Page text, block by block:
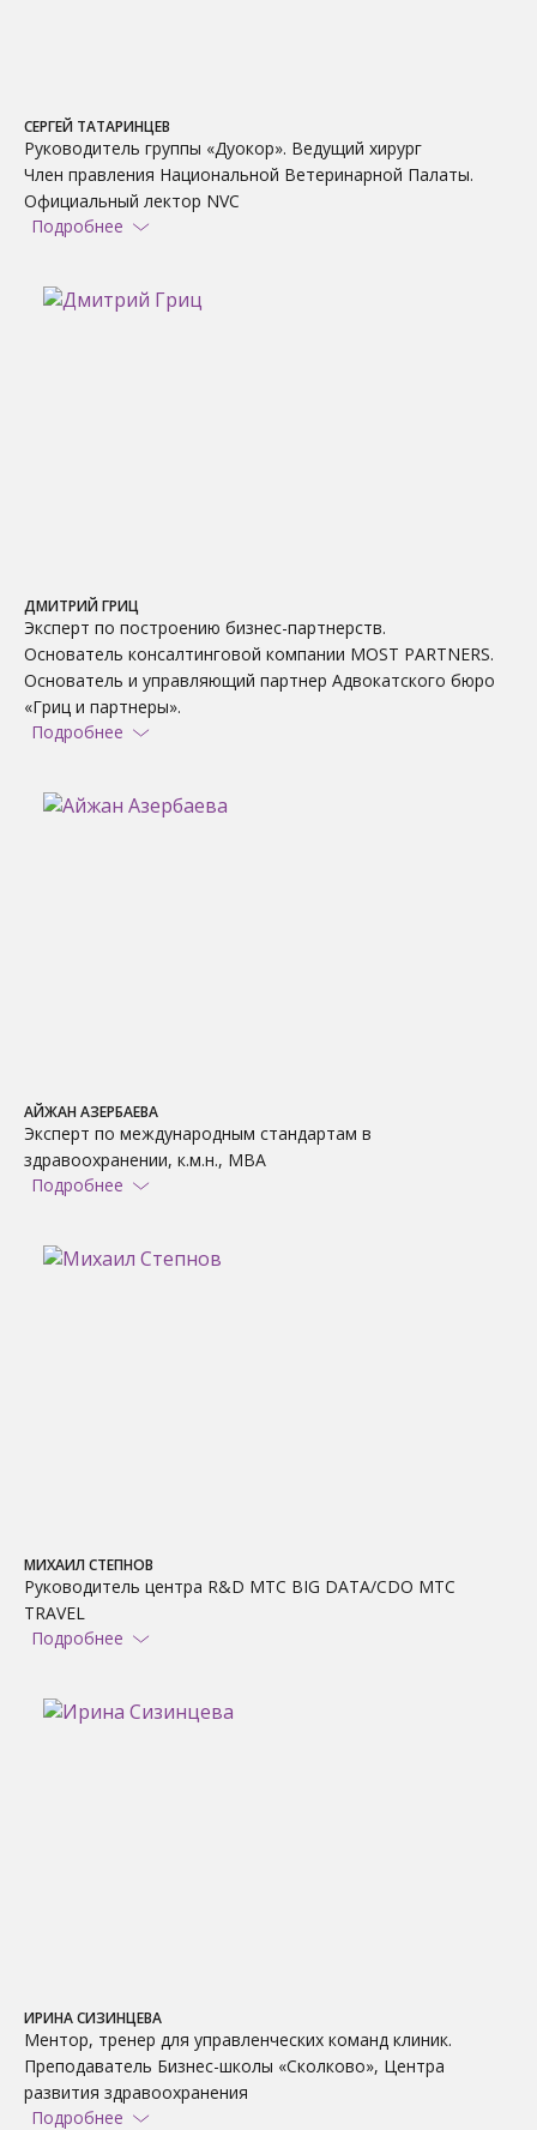
СЕРГЕЙ ТАТАРИНЦЕВ
Руководитель группы «Дуокор». Ведущий хирург
Член правления Национальной Ветеринарной Палаты.
Официальный лектор NVC
Подробнее
ДМИТРИЙ ГРИЦ
Эксперт по построению бизнес-партнерств.
Основатель консалтинговой компании MOST PARTNERS.
Основатель и управляющий партнер Адвокатского бюро
«Гриц и партнеры».
Подробнее
АЙЖАН АЗЕРБАЕВА
Эксперт по международным стандартам в
здравоохранении, к.м.н., МВА
Подробнее
МИХАИЛ СТЕПНОВ
Руководитель центра R&D МТС BIG DATA/CDO МТС
TRAVEL
Подробнее
ИРИНА СИЗИНЦЕВА
Ментор, тренер для управленческих команд клиник.
Преподаватель Бизнес-школы «Сколково», Центра
развития здравоохранения
Подробнее